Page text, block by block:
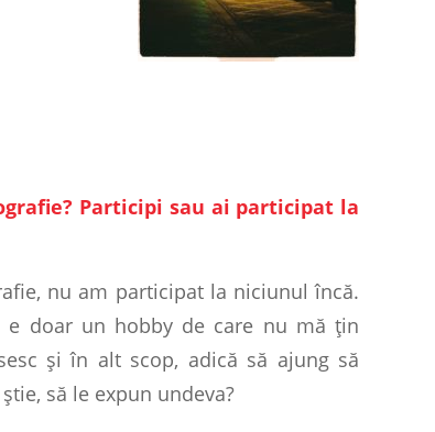
Participi sau ai participat la
nu am participat la niciunul încă.
doar un hobby de care nu mă ţin
şi în alt scop, adică să ajung să
să le expun undeva?